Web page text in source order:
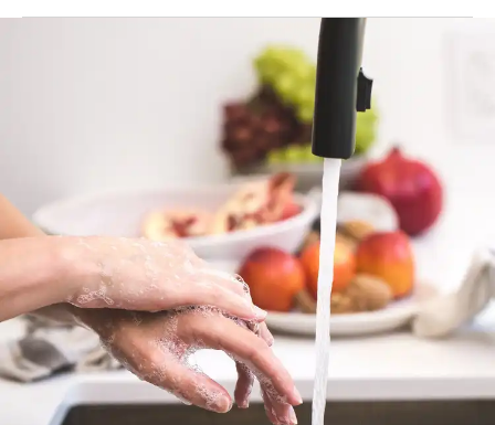
Δεν είστε βέβαιοι τι να κάνετε με τα προϊόντα μας
όταν έχουν τελειώσει; Διαβάστε την ετικέτα του
προϊόντος για πληροφορίες ανακύκλωσης. Μαζί,
μπορούμε να προστατεύσουμε και να
δημιουργήσουμε έναν καθαρότερο κόσμο.